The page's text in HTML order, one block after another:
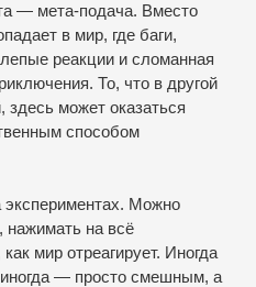
— мета-подача. Вместо
в мир, где баги,
реакции и сломанная
То, что в другой
может оказаться
способом
экспериментах. Можно
нажимать на всё
мир отреагирует. Иногда
— просто смешным, а